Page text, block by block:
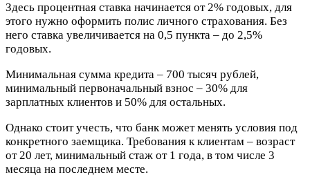
Здесь процентная ставка начинается от 2% годовых, для
этого нужно оформить полис личного страхования. Без
него ставка увеличивается на 0,5 пункта – до 2,5%
годовых.
Минимальная сумма кредита – 700 тысяч рублей,
минимальный первоначальный взнос – 30% для
зарплатных клиентов и 50% для остальных.
Однако стоит учесть, что банк может менять условия под
конкретного заемщика. Требования к клиентам – возраст
от 20 лет, минимальный стаж от 1 года, в том числе 3
месяца на последнем месте.